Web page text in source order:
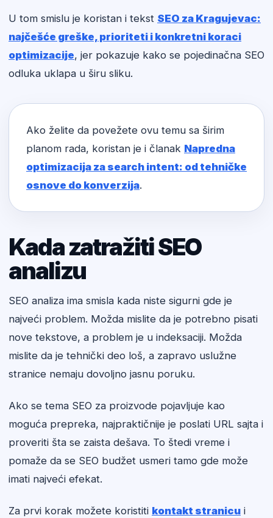
U tom smislu je koristan i tekst SEO za Kragujevac:
najčešće greške, prioriteti i konkretni koraci
optimizacije, jer pokazuje kako se pojedinačna SEO
odluka uklapa u širu sliku.
Ako želite da povežete ovu temu sa širim
planom rada, koristan je i članak Napredna
optimizacija za search intent: od tehničke
osnove do konverzija.
Kada zatražiti SEO
analizu
SEO analiza ima smisla kada niste sigurni gde je
najveći problem. Možda mislite da je potrebno pisati
nove tekstove, a problem je u indeksaciji. Možda
mislite da je tehnički deo loš, a zapravo uslužne
stranice nemaju dovoljno jasnu poruku.
Ako se tema SEO za proizvode pojavljuje kao
moguća prepreka, najpraktičnije je poslati URL sajta i
proveriti šta se zaista dešava. To štedi vreme i
pomaže da se SEO budžet usmeri tamo gde može
imati najveći efekat.
Za prvi korak možete koristiti kontakt stranicu i